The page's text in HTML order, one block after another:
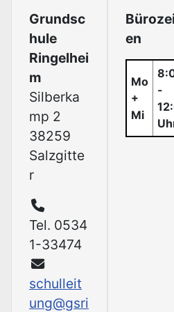
Grundsc
hule
Ringelhei
m
Silberka
mp 2
38259
Salzgitte
r
Tel. 0534
1-33474
schulleit
ung@gsri
en
Mo
+
Mi
-